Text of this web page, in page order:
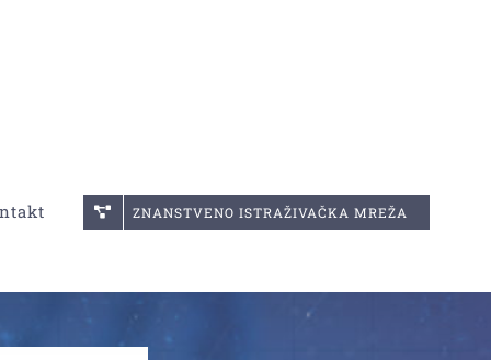
ZNANSTVENO ISTRAŽIVAČKA MREŽA